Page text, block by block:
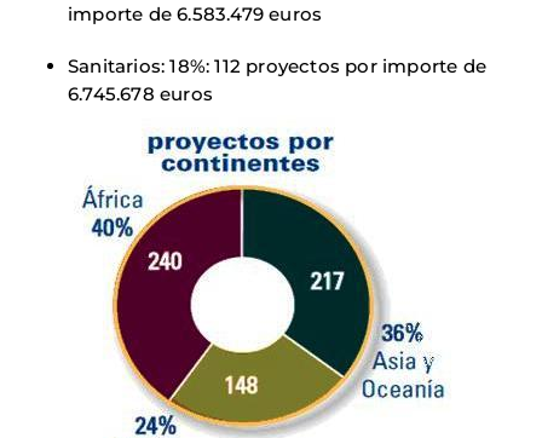
importe de 6.583.479 euros
Sanitarios: 18%: 112 proyectos por importe de
6.745.678 euros